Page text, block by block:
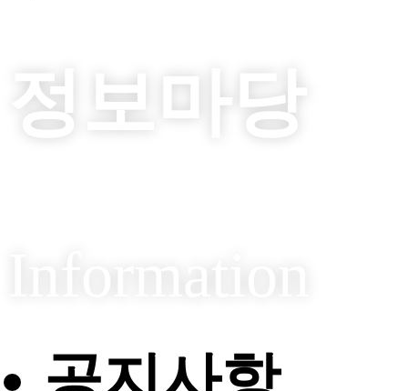
정보마당